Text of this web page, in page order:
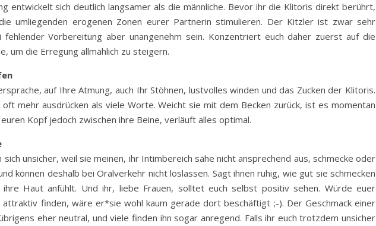
entwickelt sich deutlich langsamer als die männliche. Bevor ihr die Klitoris direkt berührt,
umliegenden erogenen Zonen eurer Partnerin stimulieren. Der Kitzler ist zwar sehr
fehlender Vorbereitung aber unangenehm sein. Konzentriert euch daher zuerst auf die
um die Erregung allmählich zu steigern.
auf Ihre Atmung, auch Ihr Stöhnen, lustvolles winden und das Zucken der Klitoris.
oft mehr ausdrücken als viele Worte. Weicht sie mit dem Becken zurück, ist es momentan
Kopf jedoch zwischen ihre Beine, verläuft alles optimal.
sich unsicher, weil sie meinen, ihr Intimbereich sähe nicht ansprechend aus, schmecke oder
können deshalb bei Oralverkehr nicht loslassen. Sagt ihnen ruhig, wie gut sie schmecken
Haut anfühlt. Und ihr, liebe Frauen, solltet euch selbst positiv sehen. Würde euer
attraktiv finden, wäre er*sie wohl kaum gerade dort beschäftigt ;-). Der Geschmack einer
eher neutral, und viele finden ihn sogar anregend. Falls ihr euch trotzdem unsicher